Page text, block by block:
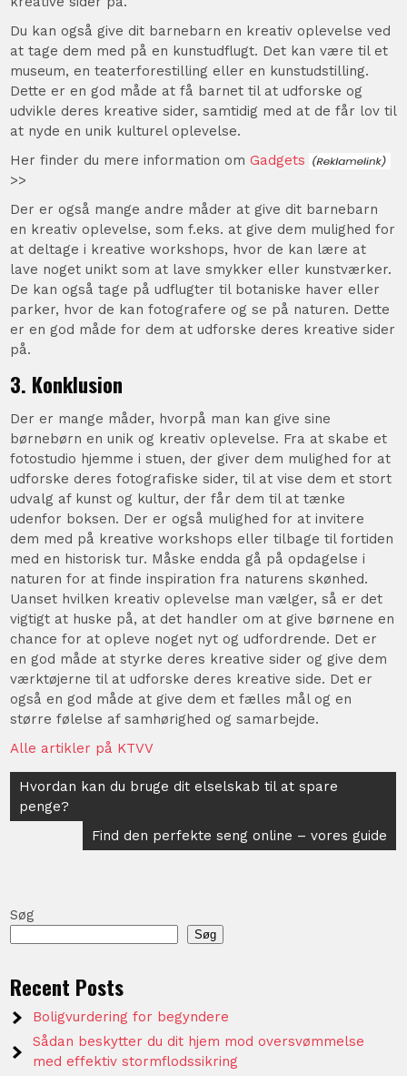
Du kan også give dit barnebarn en kreativ oplevelse ved
at tage dem med på en kunstudflugt. Det kan være til et
museum, en teaterforestilling eller en kunstudstilling.
Dette er en god måde at få barnet til at udforske og
udvikle deres kreative sider, samtidig med at de får lov til
at nyde en unik kulturel oplevelse.
Her finder du mere information omGadgets
>>
Der er også mange andre måder at give dit barnebarn
en kreativ oplevelse, som f.eks. at give dem mulighed for
at deltage i kreative workshops, hvor de kan lære at
lave noget unikt som at lave smykker eller kunstværker.
De kan også tage på udflugter til botaniske haver eller
parker, hvor de kan fotografere og se på naturen. Dette
er en god måde for dem at udforske deres kreative sider
på.
3. Konklusion
Der er mange måder, hvorpå man kan give sine
børnebørn en unik og kreativ oplevelse. Fra at skabe et
fotostudio hjemme i stuen, der giver dem mulighed for at
udforske deres fotografiske sider, til at vise dem et stort
udvalg af kunst og kultur, der får dem til at tænke
udenfor boksen. Der er også mulighed for at invitere
dem med på kreative workshops eller tilbage til fortiden
med en historisk tur. Måske endda gå på opdagelse i
naturen for at finde inspiration fra naturens skønhed.
Uanset hvilken kreativ oplevelse man vælger, så er det
vigtigt at huske på, at det handler om at give børnene en
chance for at opleve noget nyt og udfordrende. Det er
en god måde at styrke deres kreative sider og give dem
værktøjerne til at udforske deres kreative side. Det er
også en god måde at give dem et fælles mål og en
større følelse af samhørighed og samarbejde.
Alle artikler på KTVV
Indlægsnavigation
Hvordan kan du bruge dit elselskab til at spare
penge?
Find den perfekte seng online – vores guide
Søg
Søg
Recent Posts
Boligvurdering for begyndere
Sådan beskytter du dit hjem mod oversvømmelse
med effektiv stormflodssikring